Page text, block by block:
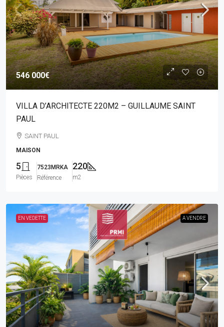
546 000€
VILLA D’ARCHITECTE 220M2 – GUILLAUME SAINT
PAUL
SAINT PAUL
MAISON
5
Pièces
7523MRKA
Référence
220
m2
EN VEDETTE A VENDRE